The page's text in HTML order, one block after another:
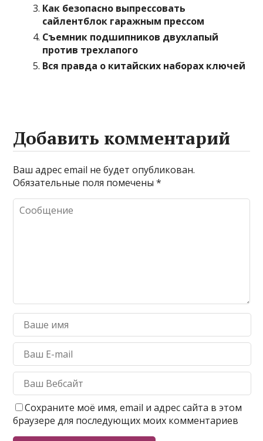
Как безопасно выпрессовать
сайлентблок гаражным прессом
Съемник подшипников двухлапый
против трехлапого
Вся правда о китайских наборах ключей
Добавить комментарий
Ваш адрес email не будет опубликован.
Обязательные поля помечены*
Сохраните моё имя, email и адрес сайта в этом
браузере для последующих моих комментариев